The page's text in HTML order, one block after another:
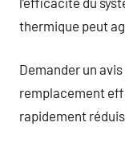
thermique peut
Demander un
remplacement
rapidement